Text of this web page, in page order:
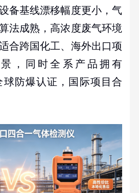
备基线漂移幅度更小，气
法成熟，高浓度废气环境
合跨国化工、海外出口项
，同时全系产品拥有
球防爆认证，国际项目合